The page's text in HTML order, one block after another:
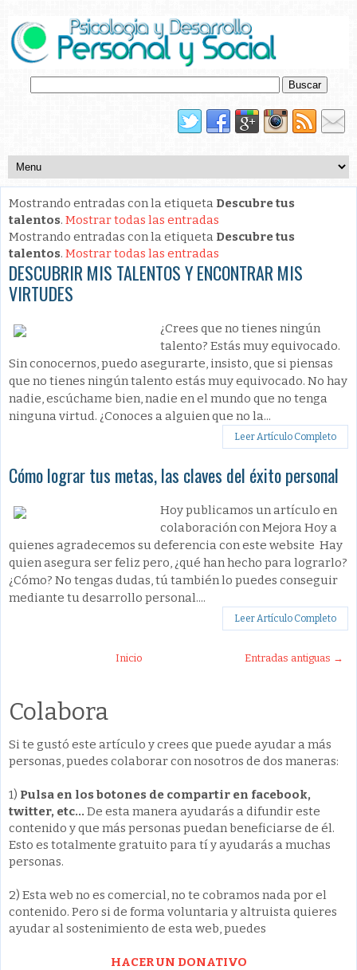
Mostrando entradas con la etiqueta Descubre tus
talentos. Mostrar todas las entradas
Mostrando entradas con la etiqueta Descubre tus
talentos. Mostrar todas las entradas
DESCUBRIR MIS TALENTOS Y ENCONTRAR MIS
VIRTUDES
¿Crees que no tienes ningún
talento? Estás muy equivocado.
Sin conocernos, puedo asegurarte, insisto, que si piensas
que no tienes ningún talento estás muy equivocado. No hay
nadie, escúchame bien, nadie en el mundo que no tenga
ninguna virtud. ¿Conoces a alguien que no la...
Leer Artículo Completo
Cómo lograr tus metas, las claves del éxito personal
Hoy publicamos un artículo en
colaboración con Mejora Hoy a
quienes agradecemos su deferencia con este website Hay
quien asegura ser feliz pero, ¿qué han hecho para lograrlo?
¿Cómo? No tengas dudas, tú también lo puedes conseguir
mediante tu desarrollo personal....
Leer Artículo Completo
Entradas antiguas →
Inicio
Colabora
Si te gustó este artículo y crees que puede ayudar a más
personas, puedes colaborar con nosotros de dos maneras:
1) Pulsa en los botones de compartir en facebook,
twitter, etc... De esta manera ayudarás a difundir este
contenido y que más personas puedan beneficiarse de él.
Esto es totalmente gratuito para tí y ayudarás a muchas
personas.
2) Esta web no es comercial, no te cobramos nada por el
contenido. Pero si de forma voluntaria y altruista quieres
ayudar al sostenimiento de esta web, puedes
HACER UN DONATIVO